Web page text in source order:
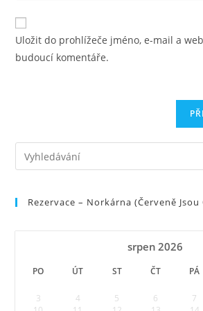
nebo
uživatelské
jméno
svou
e-
mailovou
URL
svého
Uložit do prohlížeče jméno, e-mail a
budoucí komentáře.
Rezervace – Norkárna (červeně
srpen 2026
PO ÚT ST ČT PÁ
3
4 5 6 7